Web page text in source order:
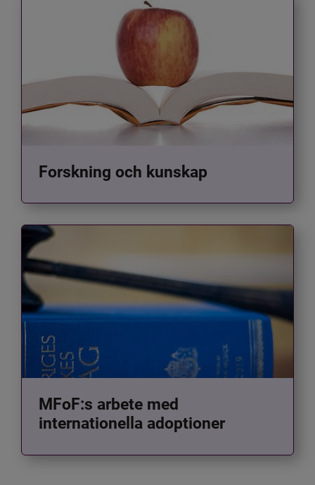
Forskning och kunskap
MFoF:s arbete med
internationella adoptioner